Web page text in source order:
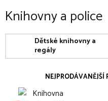
Knihovny a police
Dětské knihovny a
regály